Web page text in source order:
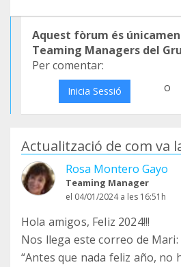
Aquest fòrum és
Teaming Managers del
Per comentar:
Inicia Sessió o
Actualització de com va
Rosa Montero Gayo
Teaming Manager
el 04/01/2024 a les 16:51h
Hola amigos, Feliz 2024!!!
Nos llega este correo de Mari:
“Antes que nada feliz año, no